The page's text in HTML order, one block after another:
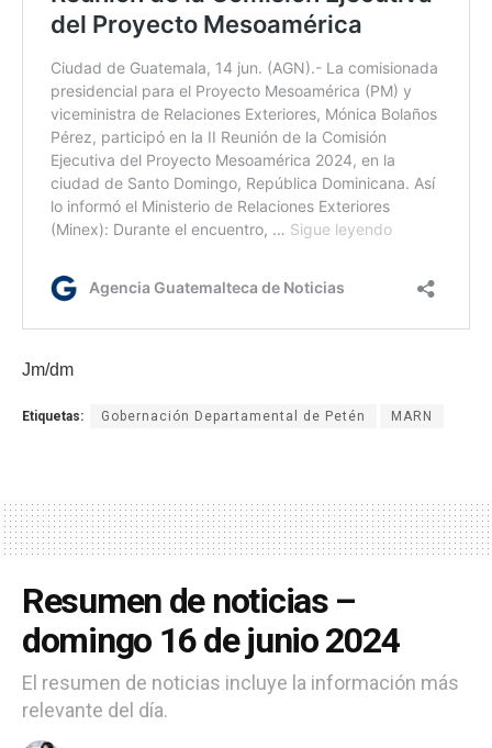
Jm/dm
Etiquetas: Gobernación Departamental de Petén MARN
Resumen de noticias –
domingo 16 de junio 2024
El resumen de noticias incluye la información más
relevante del día.